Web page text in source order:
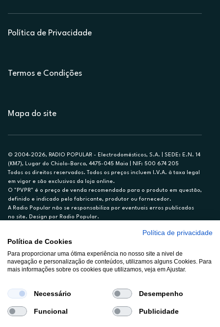
Política de Privacidade
Termos e Condições
Mapa do site
© 2004-2026, RADIO POPULAR - Electrodomésticos, S.A. | SEDE: E.N. 14
(KM7), Lugar do Chiolo-Barca, 4475-045 Maia | NIF: 500 674 205
Todos os direitos reservados. Todos os preços incluem I.V.A. à taxa legal
em vigor e são exclusivos da loja online.
O "PVPR" é o preço de venda recomendado para o produto em questão,
definido e indicado pelo fabricante, produtor ou fornecedor.
A Radio Popular não se responsabiliza por eventuais erros publicados
no site. Design por Radio Popular.
Ex. para limite de crédito de €1.500, reembolsado em 12 meses, TAN
14,79%.
Crédito sujeito a aprovação pelo Cetelem, marca BNP Paribas Personal
Finance, S.A., Sucursal em Portugal. Informe-se no 21 721 90 00 (dias
A Rádio Popular – Eletrodomésticos S.A. (Registo BdP848) atua como
intermediário de crédito a título acessório e com exclusividade (registo
BdP 2314.)
Política de privacidade
Política de Cookies
Para proporcionar uma ótima experiência no nosso site a nivel de
navegação e personalização de conteúdos, utilizamos alguns Cookies. Para
mais informações sobre os cookies que utilizamos, veja em Ajustar.
Necessário Desempenho
Funcional Publicidade